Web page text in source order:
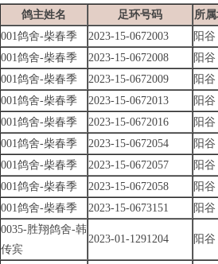
鸽主姓名 足环号码
所
001鸽舍-柴春季 2023-15-0672003
阳谷
001鸽舍-柴春季 2023-15-0672008
阳谷
001鸽舍-柴春季 2023-15-0672009
阳谷
001鸽舍-柴春季 2023-15-0672013
阳谷
001鸽舍-柴春季 2023-15-0672016
阳谷
001鸽舍-柴春季 2023-15-0672054
阳谷
001鸽舍-柴春季 2023-15-0672057
阳谷
001鸽舍-柴春季 2023-15-0672058
阳谷
001鸽舍-柴春季 2023-15-0673151 阳谷
0035-胜翔鸽舍-韩
传宾
2023-01-1291204 阳谷